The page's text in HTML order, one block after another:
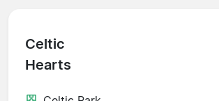
Celtic
Hearts